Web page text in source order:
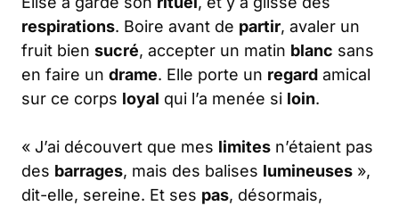
respirations. Boire avant de partir, avaler un
fruit bien sucré, accepter un matin blanc sans
en faire un drame. Elle porte un regard amical
sur ce corps loyal qui l’a menée si loin.
« J’ai découvert que mes limites n’étaient pas
des barrages, mais des balises lumineuses »,
dit-elle, sereine. Et ses pas, désormais,